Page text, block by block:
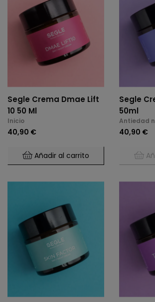
Segle Crema Dmae Lift
10 50 Ml
Inicio
40,90 €
Añadir al carrito
Segle
50ml
Antiedad
40,90 €